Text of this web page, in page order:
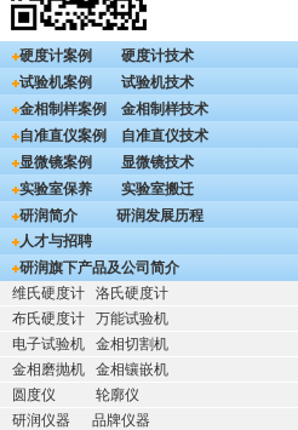
硬度计案例
硬度计技术
试验机案例
试验机技术
金相制样案例
金相制样技术
自准直仪案例
自准直仪技术
显微镜案例
显微镜技术
实验室保养
实验室搬迁
研润简介
研润发展历程
人才与招聘
研润旗下产品及公司简介
维氏硬度计
洛氏硬度计
布氏硬度计
万能试验机
电子试验机
金相切割机
金相磨抛机
金相镶嵌机
圆度仪
轮廓仪
研润仪器
品牌仪器